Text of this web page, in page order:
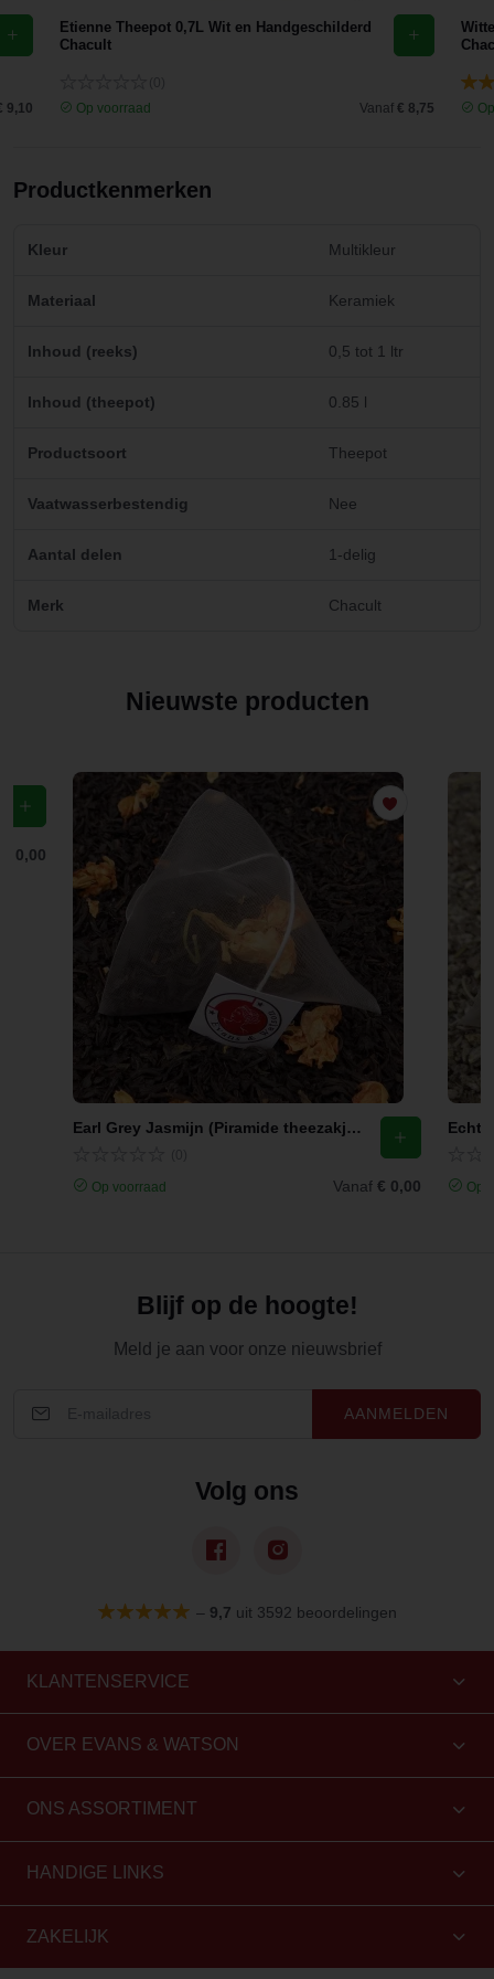
9,10
Etienne Theepot 0,7L Wit en Handgeschilderd
Chacult
Op voorraad
Vanaf € 8,75
Productkenmerken
Kleur Multikleur
Materiaal Keramiek
Inhoud (reeks) 0,5 tot 1 ltr
Inhoud (theepot) 0.85 l
Productsoort Theepot
Vaatwasserbestendig Nee
Aantal delen 1-delig
Merk Chacult
Nieuwste producten
€ 0,00
Earl Grey Jasmijn (Piramide theezakjes)
Op voorraad Vanaf € 0,00 Op
Blijf op de hoogte!
Meld je aan voor onze nieuwsbrief
AANMELDEN
Volg ons
– 9,7 uit 3592 beoordelingen
KLANTENSERVICE
OVER EVANS & WATSON
ONS ASSORTIMENT
HANDIGE LINKS
ZAKELIJK